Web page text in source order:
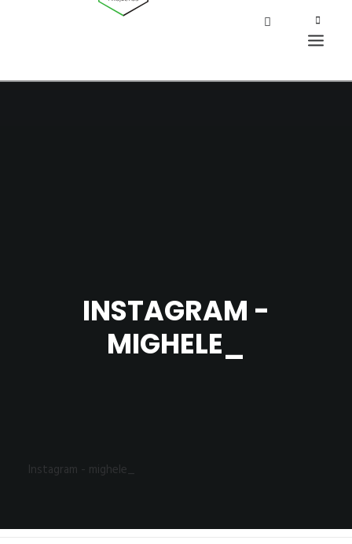
INSTAGRAM -
MIGHELE_
Instagram - mighele_